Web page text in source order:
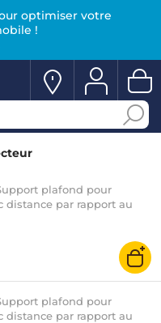
optimiser votre
!
plafond pour
distance par rapport au
plafond pour
distance par rapport au